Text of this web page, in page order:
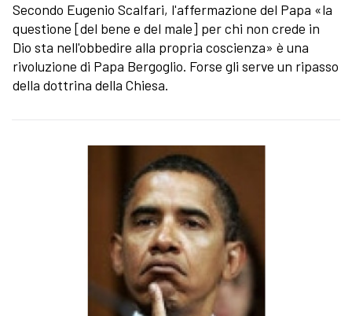
Secondo Eugenio Scalfari, l'affermazione del Papa «la
questione [del bene e del male] per chi non crede in
Dio sta nell'obbedire alla propria coscienza» è una
rivoluzione di Papa Bergoglio. Forse gli serve un ripasso
della dottrina della Chiesa.